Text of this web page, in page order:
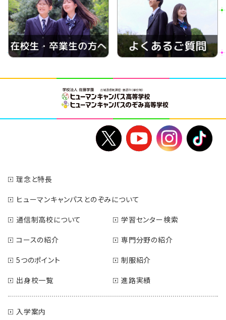
理念と特長
ヒューマンキャンパスとのぞみについて
通信制高校について
学習センター検索
コースの紹介
専門分野の紹介
5つのポイント
制服紹介
出身校一覧
進路実績
入学案内